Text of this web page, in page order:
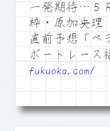
一発期待…５
枠・原加央理
直前予想「ペ
ボートレー
fukuoka.com/